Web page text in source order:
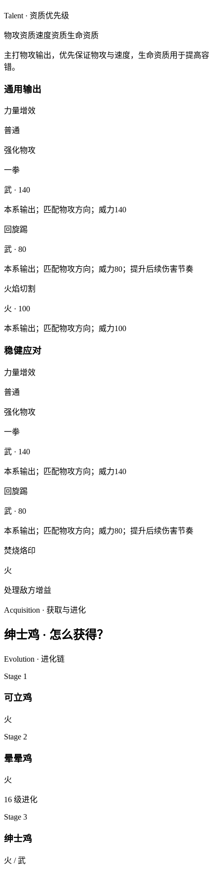
Talent · 资质优先级
物攻资质速度资质生命资质
主打物攻输出，优先保证物攻与速度，生命资质用于提高容
错。
通用输出
力量增效
普通
强化物攻
一拳
武 · 140
本系输出；匹配物攻方向；威力140
回旋踢
武 · 80
本系输出；匹配物攻方向；威力80；提升后续伤害节奏
火焰切割
火 · 100
本系输出；匹配物攻方向；威力100
稳健应对
力量增效
普通
强化物攻
一拳
武 · 140
本系输出；匹配物攻方向；威力140
回旋踢
武 · 80
本系输出；匹配物攻方向；威力80；提升后续伤害节奏
焚烧烙印
火
处理敌方增益
Acquisition · 获取与进化
绅士鸡 · 怎么获得？
Evolution · 进化链
Stage 1
可立鸡
火
Stage 2
晕晕鸡
火
16 级进化
Stage 3
绅士鸡
火 / 武